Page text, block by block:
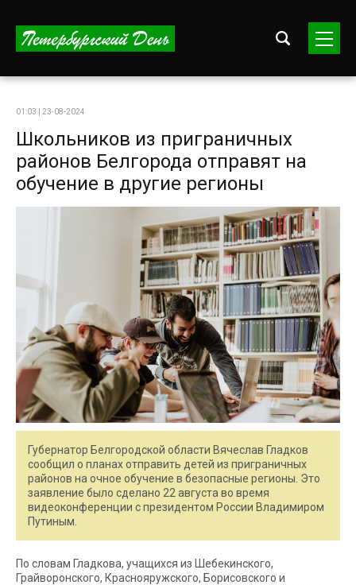
01:03 | 23-08-2024
Школьников из приграничных
районов Белгорода отправят на
обучение в другие регионы
Губернатор Белгородской области Вячеслав Гладков
сообщил о планах отправить детей из приграничных
районов на очное обучение в безопасные регионы. Это
заявление было сделано 22 августа во время
видеоконференции с президентом России Владимиром
Путиным.
По словам Гладкова, учащихся из Шебекинского,
Грайворонского, Краснояружского, Борисовского и